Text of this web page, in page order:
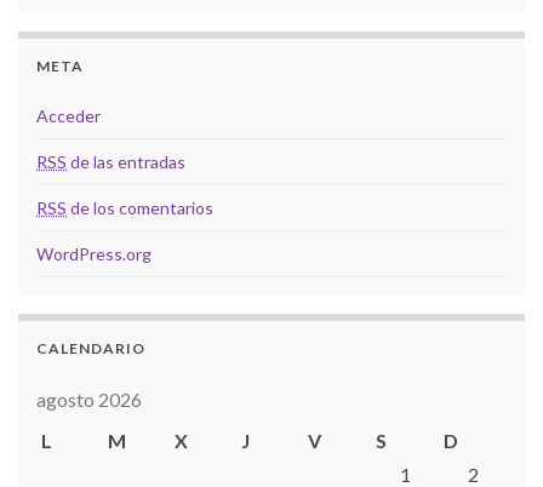
META
Acceder
RSS de las entradas
RSS de los comentarios
WordPress.org
CALENDARIO
agosto 2026
L
M X J V S D
1
2